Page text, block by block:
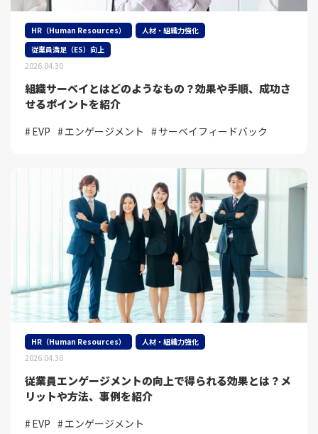
HR（Human Resources）
人材・組織力強化
従業員満足（ES）向上
2026.04.30
組織サーベイとはどのようなもの？効果や手順、成功さ
せるポイントを紹介
EVP エンゲージメント サーベイフィードバック
HR（Human Resources） 人材・組織力強化
2026.04.30
従業員エンゲージメントの向上で得られる効果とは？メ
リットや方法、事例を紹介
EVP エンゲージメント